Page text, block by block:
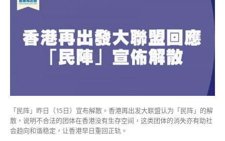
散
再
出
不
法
团
体
「民阵」昨日（15日）宣布解散。香港再出发大联盟认为「民阵」的解
散，说明不合法的团体在香港没有生存空间，这类团体的消失亦有助社
会趋向和谐稳定，让香港早日重回正轨。